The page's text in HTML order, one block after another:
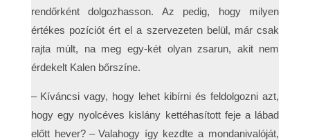
rendőrként dolgozhasson. Az pedig, hogy milyen
értékes pozíciót ért el a szervezeten belül, már csak
rajta múlt, na meg egy-két olyan zsarun, akit nem
érdekelt Kalen bőrszíne.
– Kíváncsi vagy, hogy lehet kibírni és feldolgozni azt,
hogy egy nyolcéves kislány kettéhasított feje a lábad
előtt hever? – Valahogy így kezdte a mondanivalóját,